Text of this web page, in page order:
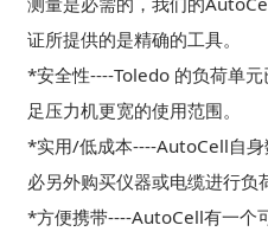
证所提供的是精确的工具。
*安全性----Toledo 的负荷单
足压力机更宽的使用范围。
*实用/低成本----AutoCell自
必另外购买仪器或电缆进行负
*方便携带----AutoCell有一个